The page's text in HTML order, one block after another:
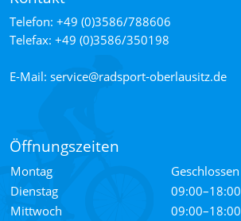
Telefon: +49 (0)3586/788606
Telefax: +49 (0)3586/350198
E-Mail: service­@­radsport‑oberlausitz­.­de
Öffnungszeiten
Montag
Geschlossen
Dienstag
09:00–18:00
Mittwoch
09:00–18:00